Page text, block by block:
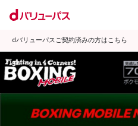
dバリューパスご契約済みの方はこちら